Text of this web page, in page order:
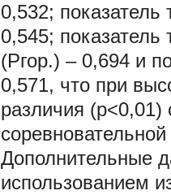
0,532; показатель
0,545; показатель
(Ргор.) – 0,694 и
0,571, что при
различия (р<0,01)
Дополнительные
использованием